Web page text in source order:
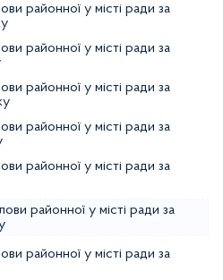
районної у місті ради за
районної у місті ради за
районної у місті ради за
районної у місті ради за
районної у місті ради за
районної у місті ради за
районної у місті ради за